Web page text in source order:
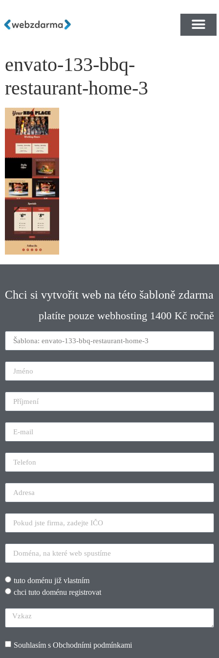
envato-133-bbq-
restaurant-home-3
Chci si vytvořit web na této šabloně zdarma
platíte pouze webhosting 1400 Kč ročně
tuto doménu již vlastním
chci tuto doménu registrovat
Souhlasím s Obchodními podmínkami